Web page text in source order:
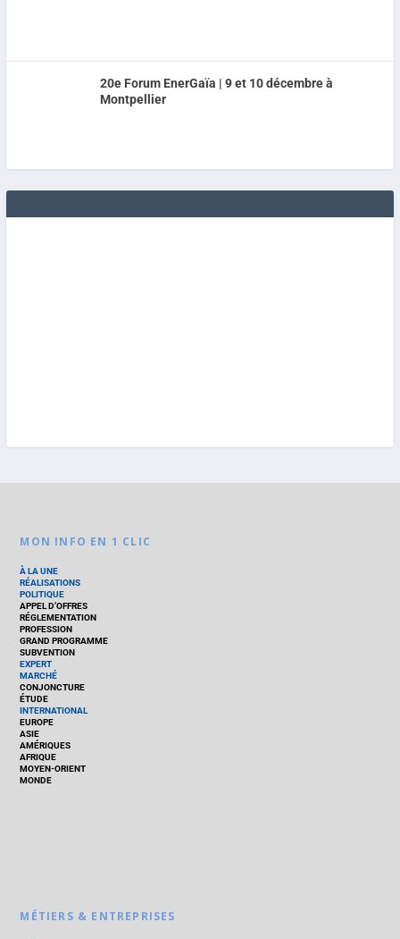
20e Forum EnerGaïa | 9 et 10 décembre à
Montpellier
MON INFO EN 1 CLIC
À LA UNE
RÉALISATIONS
POLITIQUE
APPEL D’OFFRES
RÉGLEMENTATION
PROFESSION
GRAND PROGRAMME
SUBVENTION
EXPERT
MARCHÉ
CONJONCTURE
ÉTUDE
INTERNATIONAL
EUROPE
ASIE
AMÉRIQUES
AFRIQUE
MOYEN-ORIENT
MONDE
MÉTIERS & ENTREPRISES